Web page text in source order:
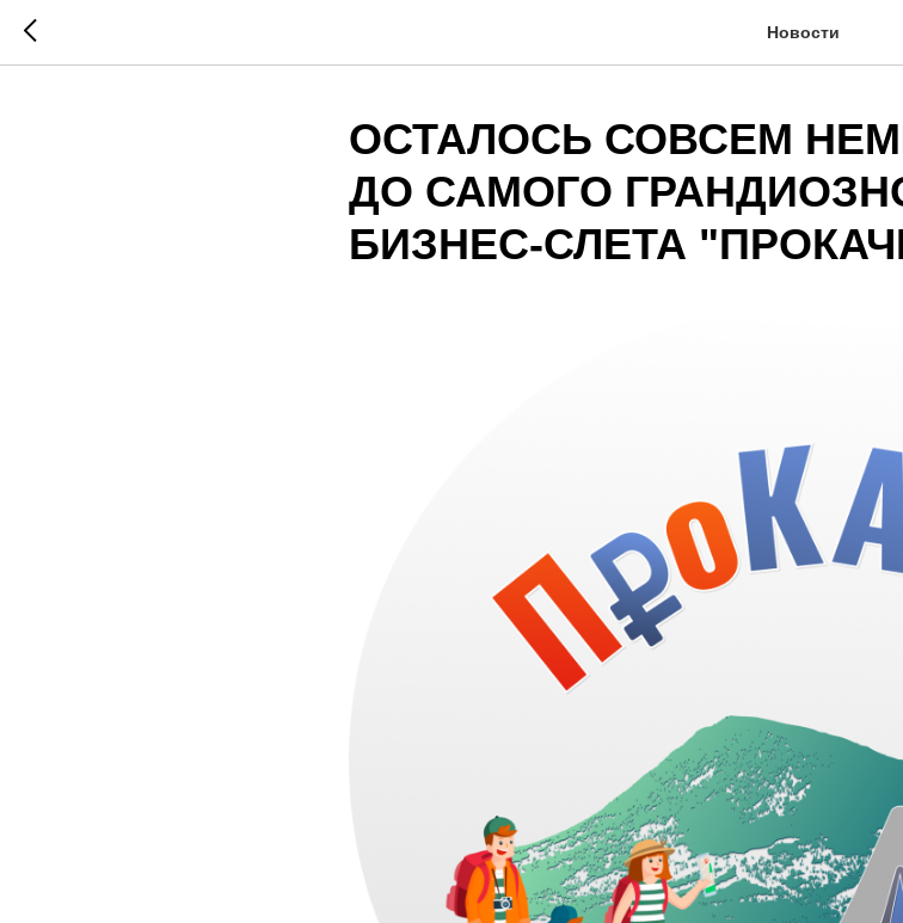
Новости
ОСТАЛОСЬ СОВСЕМ
ДО САМОГО
БИЗНЕС-СЛЕТА